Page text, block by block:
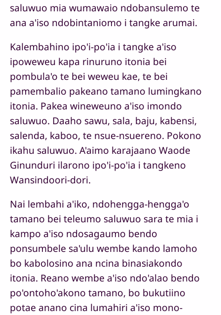
saluwuo mia wumawaio ndobansulemo te
ana a'iso ndobintaniomo i tangke arumai.
Kalembahino ipo'i-po'ia i tangke a'iso
ipoweweu kapa rinuruno itonia bei
pombula'o te bei weweu kae, te bei
pamembalio pakeano tamano lumingkano
itonia. Pakea wineweuno a'iso imondo
saluwuo. Daaho sawu, sala, baju, kabensi,
salenda, kaboo, te nsue-nsuereno. Pokono
ikahu saluwuo. A'aimo karajaano Waode
Ginunduri ilarono ipo'i-po'ia i tangkeno
Wansindoori-dori.
Nai lembahi a'iko, ndohengga-hengga'o
tamano bei teleumo saluwuo sara te mia i
kampo a'iso ndosagaumo bendo
ponsumbele sa'ulu wembe kando lamoho
bo kabolosino ana ncina binasiakondo
itonia. Reano wembe a'iso ndo'alao bendo
po'ontoho'akono tamano, bo bukutiino
potae anano cina lumahiri a'iso mono-